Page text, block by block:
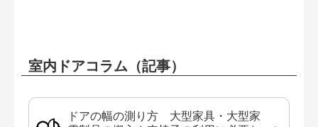
室内ドアコラム（記事）
ドアの幅の測り方 大型家具・大型家